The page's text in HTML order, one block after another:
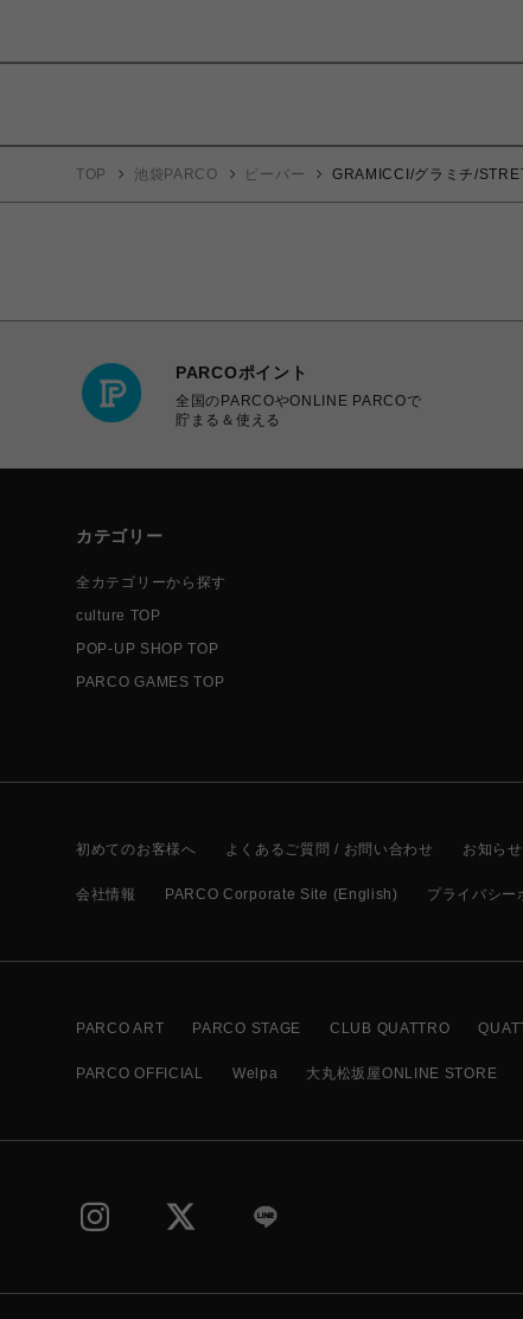
TOP 池袋PARCO ビーバー GRAMICCI/グラミチ/
PARCOポイント
全国のPARCOやONLINE PARCOで
貯まる＆使える
カテゴリー
全カテゴリーから探す
culture TOP
POP-UP SHOP TOP
PARCO GAMES TOP
初めてのお客様へ よくあるご質問 / お問い合わせ お知らせ
会社情報 PARCO Corporate Site (English) プライバシー
PARCO ART PARCO STAGE CLUB QUATTRO
PARCO OFFICIAL Welpa 大丸松坂屋ONLINE STORE